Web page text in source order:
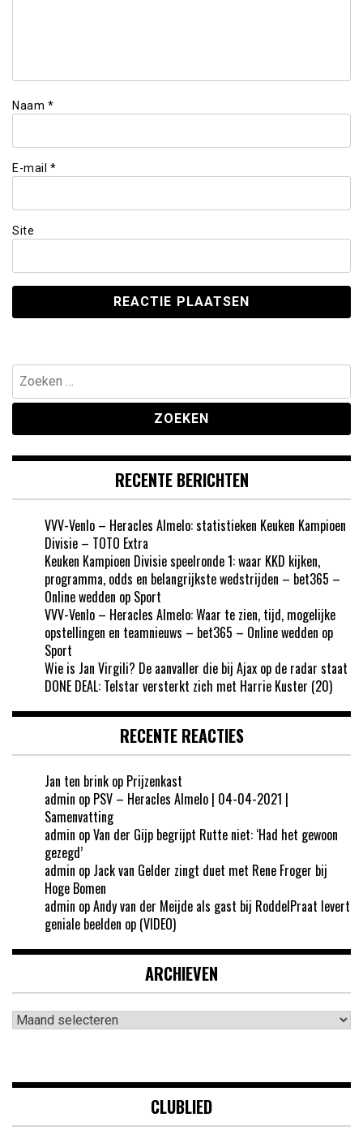
Naam *
E-mail *
Site
Zoeken
naar:
RECENTE BERICHTEN
VVV-Venlo – Heracles Almelo: statistieken Keuken Kampioen
Divisie – TOTO Extra
Keuken Kampioen Divisie speelronde 1: waar KKD kijken,
programma, odds en belangrijkste wedstrijden – bet365 –
Online wedden op Sport
VVV-Venlo – Heracles Almelo: Waar te zien, tijd, mogelijke
opstellingen en teamnieuws – bet365 – Online wedden op
Sport
Wie is Jan Virgili? De aanvaller die bij Ajax op de radar staat
DONE DEAL: Telstar versterkt zich met Harrie Kuster (20)
RECENTE REACTIES
Jan ten brink op Prijzenkast
admin op PSV – Heracles Almelo | 04-04-2021 |
Samenvatting
admin opVan der Gijp begrijpt Rutte niet: ‘Had het gewoon
gezegd’
admin op Jack van Gelder zingt duet met Rene Froger bij
Hoge Bomen
admin opAndy van der Meijde als gast bij RoddelPraat levert
geniale beelden op (VIDEO)
ARCHIEVEN
Archieven
CLUBLIED